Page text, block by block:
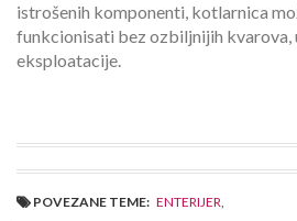
istrošenih komponenti, kotlarnica
funkcionisati bez ozbiljnijih
eksploatacije.
POVEZANE TEME: ENTERIJER,